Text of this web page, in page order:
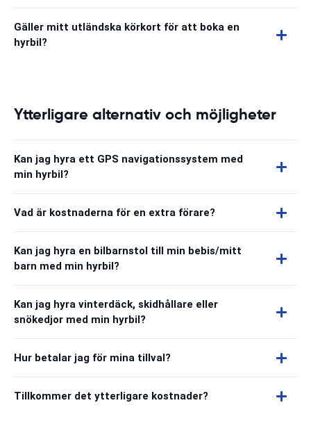
Gäller mitt utländska körkort för att boka en
hyrbil?
Ytterligare alternativ och möjligheter
Kan jag hyra ett GPS navigationssystem med
min hyrbil?
Vad är kostnaderna för en extra förare?
Kan jag hyra en bilbarnstol till min bebis/mitt
barn med min hyrbil?
Kan jag hyra vinterdäck, skidhållare eller
snökedjor med min hyrbil?
Hur betalar jag för mina tillval?
Tillkommer det ytterligare kostnader?